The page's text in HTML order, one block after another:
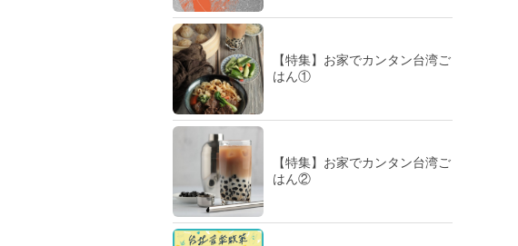
【特集】お家でカンタン台湾ご
はん①
【特集】お家でカンタン台湾ご
はん②